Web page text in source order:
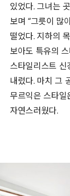
있었다. 그녀는
보며 “그릇이 많
떨었다. 지하의
보아도 특유의
스타일리스트
내렸다. 마치 그
무르익은 스타일
자연스러웠다.